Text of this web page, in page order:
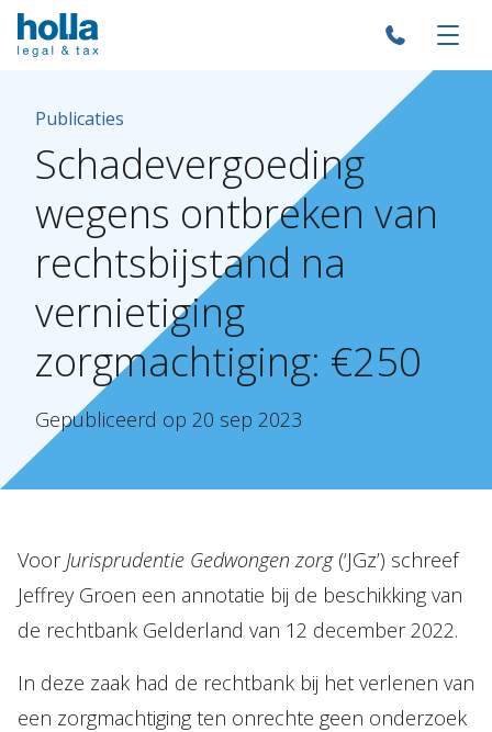
Over Holla
Expertises
Topics
Publicaties
Schadevergoeding
wegens ontbreken van
rechtsbijstand na
vernietiging
zorgmachtiging: €250
Gepubliceerd op 20 sep 2023
Voor Jurisprudentie Gedwongen zorg(‘JGz’) schreef
Jeffrey Groen een annotatie bij de beschikking van
de rechtbank Gelderland van 12 december 2022.
In deze zaak had de rechtbank bij het verlenen van
een zorgmachtiging ten onrechte geen onderzoek